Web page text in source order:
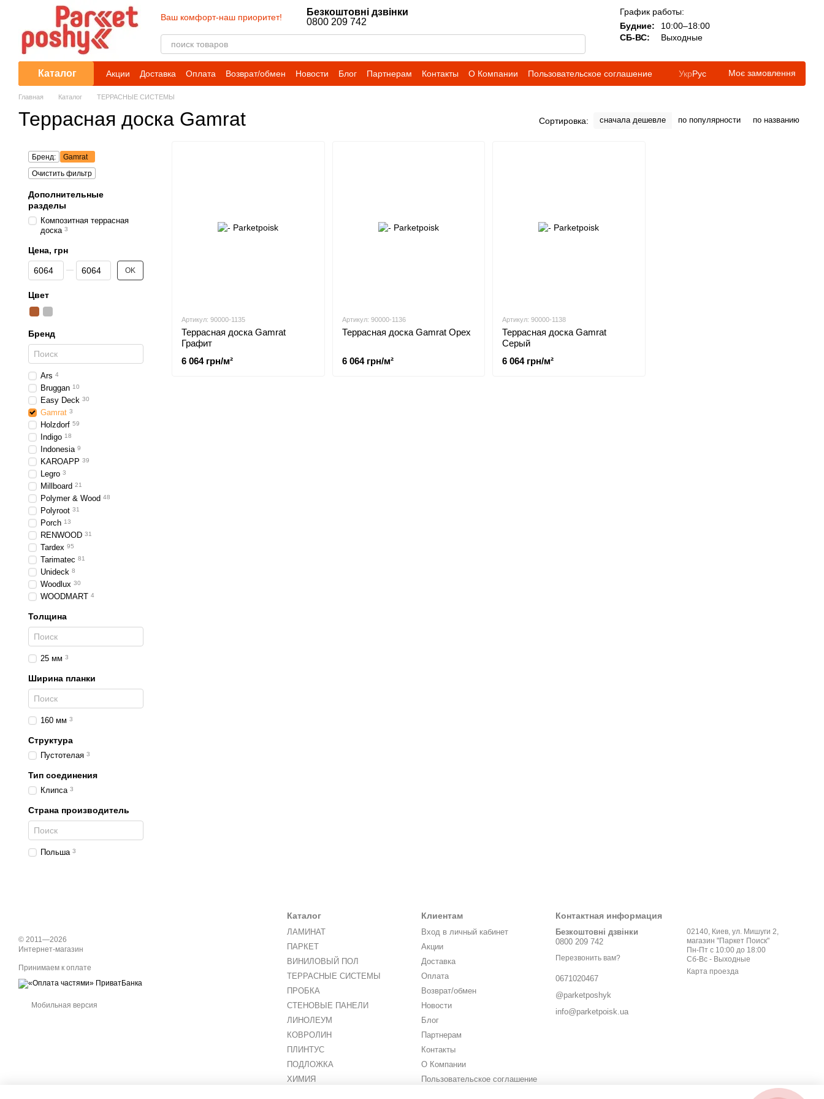
Перейти к основному контенту
Ваш комфорт-наш приоритет!
Безкоштовні дзвінки
0800 209 742
График работы:
Будние:
10:00–18:00
СБ-ВС:
Выходные
Каталог Акции Доставка Оплата Возврат/обмен Новости Блог Партнерам Контакты О Компании Пользовательское соглашение УкрРус Моє замовлення
Главная Каталог ТЕРРАСНЫЕ СИСТЕМЫ
Террасная доска Gamrat Сортировка: сначала дешевле по популярности по названию
Артикул: 90000-1135
Террасная доска Gamrat
Графит
6 064 грн/м²
Артикул: 90000-1136
Террасная доска Gamrat Орех
6 064 грн/м²
Артикул: 90000-1138
Террасная доска Gamrat
Серый
6 064 грн/м²
Бренд:
Gamrat
Очистить фильтр
Дополнительные
разделы
Композитная террасная
доска 3
Цена, грн
От Цена, грн
До Цена, грн OK
Цвет
Бренд
Ars 4
Bruggan 10
Easy Deck 30
Gamrat 3
Holzdorf 59
Indigo 18
Indonesia 9
KAROAPP 39
Legro 3
Millboard 21
Polymer & Wood 48
Polyroot 31
Porch 13
RENWOOD 31
Tardex 95
Tarimatec 81
Unideck 8
Woodlux 30
WOODMART 4
Толщина
25 мм 3
Ширина планки
160 мм 3
Структура
Пустотелая 3
Тип соединения
Клипса 3
Страна производитель
Польша 3
© 2011—2026
Интернет-магазин
Принимаем к оплате
Мобильная версия
Каталог
ЛАМИНАТ
ПАРКЕТ
ВИНИЛОВЫЙ ПОЛ
ТЕРРАСНЫЕ СИСТЕМЫ
ПРОБКА
СТЕНОВЫЕ ПАНЕЛИ
ЛИНОЛЕУМ
КОВРОЛИН
ПЛИНТУС
ПОДЛОЖКА
ХИМИЯ
Клиентам
Вход в личный кабинет
Акции
Доставка
Оплата
Возврат/обмен
Новости
Блог
Партнерам
Контакты
О Компании
Пользовательское соглашение
Контактная информация
Безкоштовні дзвінки
0800 209 742
Перезвонить вам?
0671020467
@parketposhyk
info@parketpoisk.ua
02140, Киев, ул. Мишуги 2,
магазин "Паркет Поиск"
Пн-Пт с 10:00 до 18:00
Сб-Вс - Выходные
Карта проезда